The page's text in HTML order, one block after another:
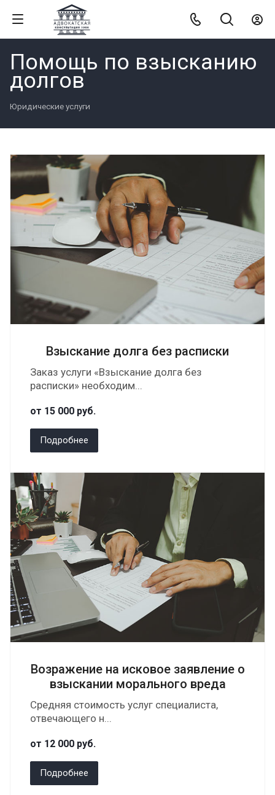
Помощь по взысканию
долгов
Юридические услуги
Взыскание долга без расписки
Заказ услуги «Взыскание долга без
расписки» необходим...
от 15 000 руб.
Подробнее
Возражение на исковое заявление о
взыскании морального вреда
Средняя стоимость услуг специалиста,
отвечающего н...
от 12 000 руб.
Подробнее